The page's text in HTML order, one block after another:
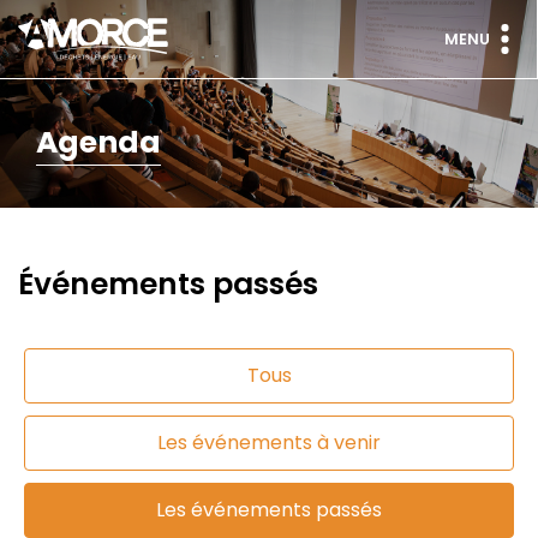
MENU
Agenda
Événements passés
Tous
Les événements à venir
Les événements passés